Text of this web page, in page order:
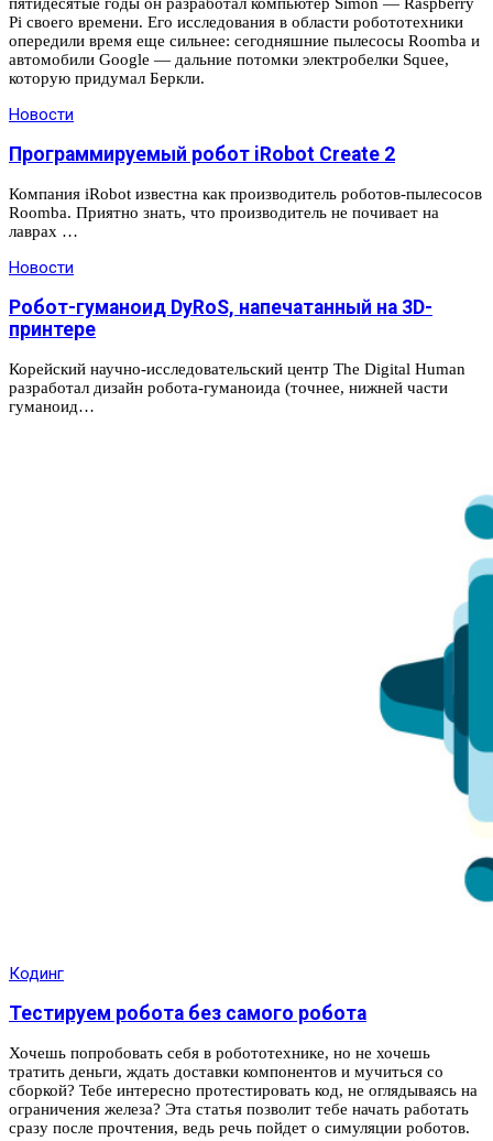
Pi своего времени. Его исследования в области робототехники
опередили время еще сильнее: сегодняшние пылесосы Roomba и
автомобили Google — дальние потомки электробелки Squee,
которую придумал Беркли.
Новости
Программируемый робот iRobot Create 2
Компания iRobot известна как производитель роботов-пылесосов
Roomba. Приятно знать, что производитель не почивает на
лаврах …
Новости
Робот-гуманоид DyRoS, напечатанный на 3D-
принтере
Корейский научно-исследовательский центр The Digital Human
разработал дизайн робота-гуманоида (точнее, нижней части
гуманоид…
Кодинг
Тестируем робота без самого робота
Хочешь попробовать себя в робототехнике, но не хочешь
тратить деньги, ждать доставки компонентов и мучиться со
сборкой? Тебе интересно протестировать код, не оглядываясь на
ограничения железа? Эта статья позволит тебе начать работать
сразу после прочтения, ведь речь пойдет о симуляции роботов.